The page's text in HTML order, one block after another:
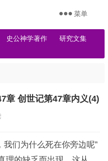
史公神学著作
研究文集
菜单
章 创世记第47章内义(4)
我们为什么死在你旁边呢”